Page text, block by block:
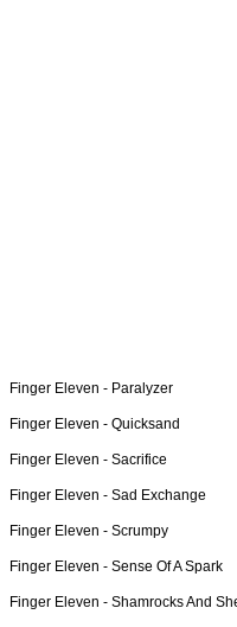
Finger Eleven - Paralyzer
Finger Eleven - Quicksand
Finger Eleven - Sacrifice
Finger Eleven - Sad Exchange
Finger Eleven - Scrumpy
Finger Eleven - Sense Of A Spark
Finger Eleven - Shamrocks And